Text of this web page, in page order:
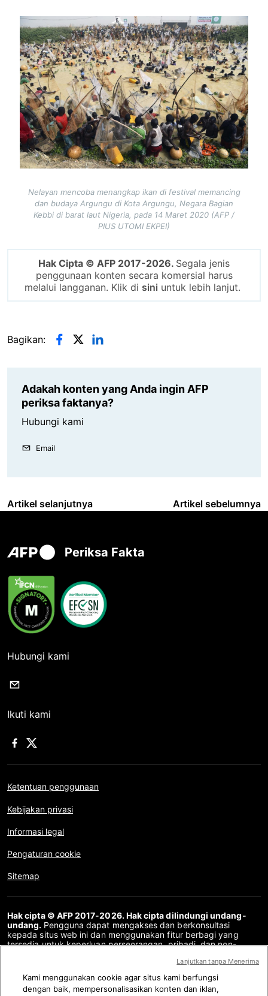
Image
Nelayan mencoba menangkap ikan di festival memancing
dan budaya Argungu di Kota Argungu, Negara Bagian
Kebbi di barat laut Nigeria, pada 14 Maret 2020 (AFP /
PIUS UTOMI EKPEI)
Hak Cipta © AFP 2017-2026. Segala jenis
penggunaan konten secara komersial harus
melalui langganan. Klik di sini untuk lebih lanjut.
Bagikan:
Adakah konten yang Anda ingin AFP
periksa faktanya?
Hubungi kami
Email
Artikel selanjutnya Artikel sebelumnya
Periksa Fakta
Hubungi kami
Ikuti kami
Ketentuan penggunaan
Kebijakan privasi
Informasi legal
Pengaturan cookie
Sitemap
Hak cipta © AFP 2017-2026. Hak cipta dilindungi undang-
undang. Pengguna dapat mengakses dan berkonsultasi
kepada situs web ini dan menggunakan fitur berbagi yang
tersedia untuk keperluan perseorangan, pribadi, dan non-
komunikasi kepada publik atau pendistribusian konten situs
web ini, secara keseluruhan atau sebagian, untuk tujuan lain
dan/atau dengan cara lain, tanpa perjanjian lisensi khusus yang
ditandatangani dengan AFP, adalah dilarang keras. Subjek
Kami menggunakan cookie agar situs kami berfungsi
dengan baik, mempersonalisasikan konten dan iklan,
Lanjutkan tanpa Menerima